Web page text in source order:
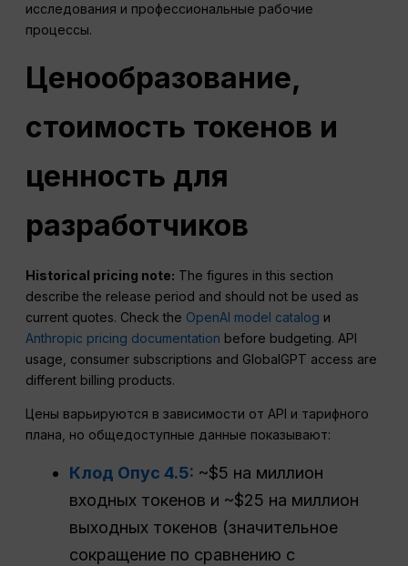
исследования и профессиональные рабочие
процессы.
Ценообразование,
стоимость токенов и
ценность для
разработчиков
Historical pricing note: The figures in this section
describe the release period and should not be used as
current quotes. Check the OpenAI model catalog и
Anthropic pricing documentation before budgeting. API
usage, consumer subscriptions and GlobalGPT access are
different billing products.
Цены варьируются в зависимости от API и тарифного
плана, но общедоступные данные показывают:
Клод Опус 4.5: ~$5 на миллион
входных токенов и ~$25 на миллион
выходных токенов (значительное
сокращение по сравнению с